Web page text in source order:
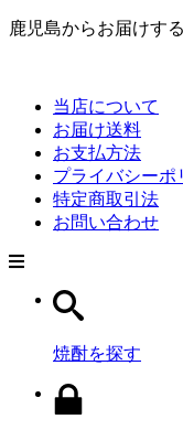
鹿児島からお届けす
当店について
お届け送料
お支払方法
プライバシーポ
特定商取引法
お問い合わせ
焼酎を探す